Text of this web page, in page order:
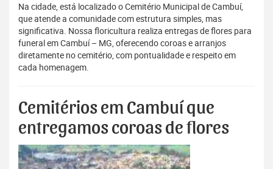
Na cidade, está localizado o Cemitério Municipal de Cambuí,
que atende a comunidade com estrutura simples, mas
significativa. Nossa floricultura realiza entregas de flores para
funeral em Cambuí – MG, oferecendo coroas e arranjos
diretamente no cemitério, com pontualidade e respeito em
cada homenagem.
Cemitérios em Cambuí que
entregamos coroas de flores